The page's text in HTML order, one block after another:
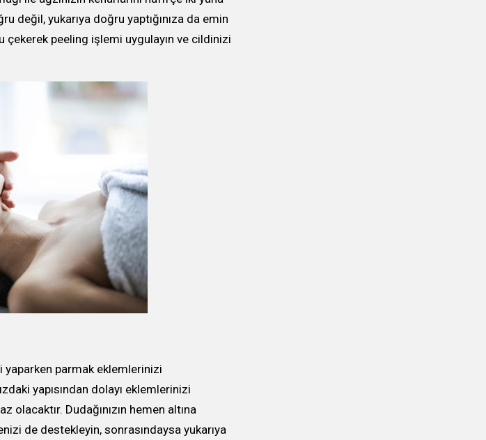
değil, yukarıya doğru yaptığınıza da emin
çekerek peeling işlemi uygulayın ve cildinizi
yaparken parmak eklemlerinizi
yapısından dolayı eklemlerinizi
olacaktır. Dudağınızın hemen altına
de destekleyin, sonrasındaysa yukarıya